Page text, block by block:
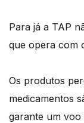
Para já a TAP
que opera com
Os produtos
medicamentos
garante um voo